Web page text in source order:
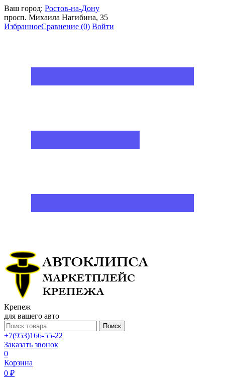
Ваш город: Ростов-на-Дону
просп. Михаила Нагибина, 35
ИзбранноеСравнение (0) Войти
Крепеж
для вашего авто
Поиск
+7(953)166-55-22
Заказать звонок
0
Корзина
0 ₽